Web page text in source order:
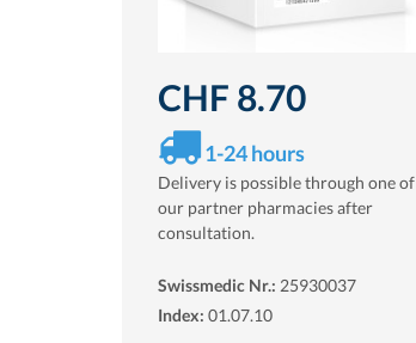
CHF 8.70
1-24 hours
Delivery is possible through one of
our partner pharmacies after
consultation.
Swissmedic Nr.: 25930037
Index: 01.07.10